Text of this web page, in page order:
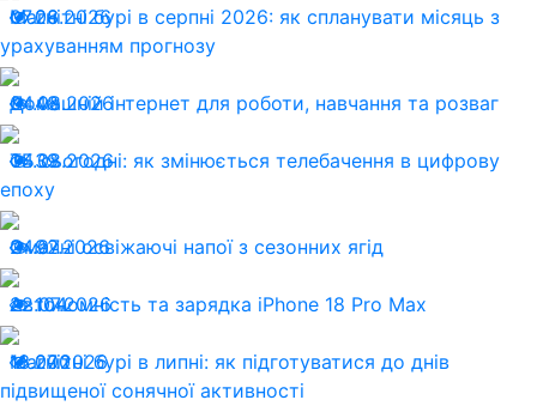
07.08.2026
26
Магнітні бурі в серпні 2026: як спланувати місяць з
урахуванням прогнозу
04.08.2026
48
Домашній інтернет для роботи, навчання та розваг
04.08.2026
39
ТБ сьогодні: як змінюється телебачення в цифрову
епоху
24.07.2026
92
Смачні освіжаючі напої з сезонних ягід
22.07.2026
104
Автономність та зарядка iPhone 18 Pro Max
13.07.2026
200
Магнітні бурі в липні: як підготуватися до днів
підвищеної сонячної активності